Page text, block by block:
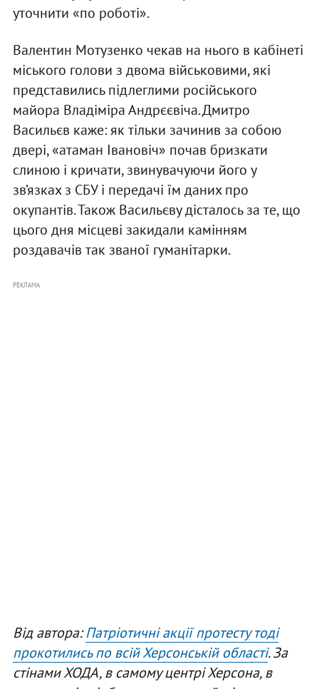
уточнити «по роботі».
Валентин Мотузенко чекав на нього в кабінеті
міського голови з двома військовими, які
представились підлеглими російського
майора Владіміра Андрєєвіча. Дмитро
Васильєв каже: як тільки зачинив за собою
двері, «атаман Івановіч» почав бризкати
слиною і кричати, звинувачуючи його у
зв’язках з СБУ і передачі їм даних про
окупантів. Також Васильєву дісталось за те, що
цього дня місцеві закидали камінням
роздавачів так званої гуманітарки.
РЕКЛАМА
Від автора:Патріотичні акції протесту тоді
прокотились по всій Херсонській області. За
стінами ХОДА, в самому центрі Херсона, в